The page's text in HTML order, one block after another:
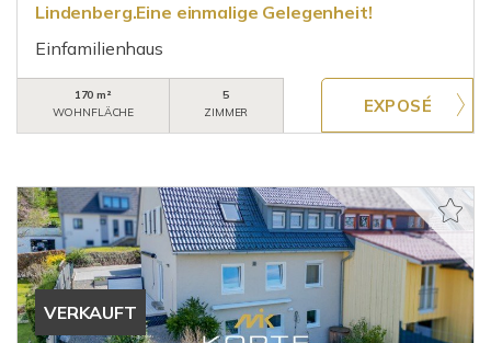
Lindenberg.Eine einmalige Gelegenheit!
Einfamilienhaus
170 m²
WOHNFLÄCHE
5
ZIMMER
VERKAUFT